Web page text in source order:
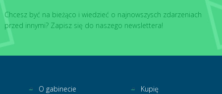
Chcesz być na bieżąco i wiedzieć o najnowszysch zdarzeniach
przed innymi? Zapisz się do naszego newslettera!
O gabinecie
Kupię